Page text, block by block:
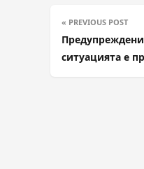
« PREVIOUS POST
ситуацията е